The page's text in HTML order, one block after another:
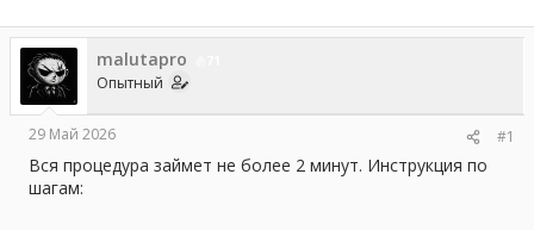
т
о
р
т
е
м
ы
т
а
н
а
а
г
и
malutapro
Опытный
29 Май 2026 #1
Вся процедура займет не более 2 минут. Инструкция по
шагам: